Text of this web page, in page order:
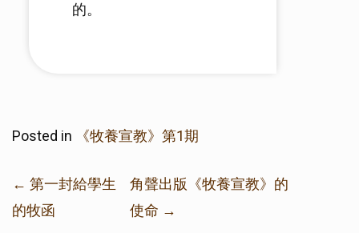
的。
Posted in 《牧養宣教》第1期
Post
navigation
← 第一封給學生
的牧函
角聲出版《牧養宣教》的
使命 →